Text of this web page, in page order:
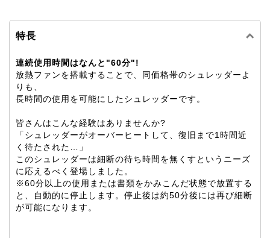
特長
連続使用時間はなんと"60分"!
放熱ファンを搭載することで、同価格帯のシュレッダーよ
りも、
長時間の使用を可能にしたシュレッダーです。
皆さんはこんな経験はありませんか?
「シュレッダーがオーバーヒートして、復旧まで1時間近
く待たされた…」
このシュレッダーは細断の待ち時間を無くすというニーズ
に応えるべく登場しました。
※60分以上の使用または書類をかみこんだ状態で放置する
と、自動的に停止します。停止後は約50分後には再び細断
が可能になります。